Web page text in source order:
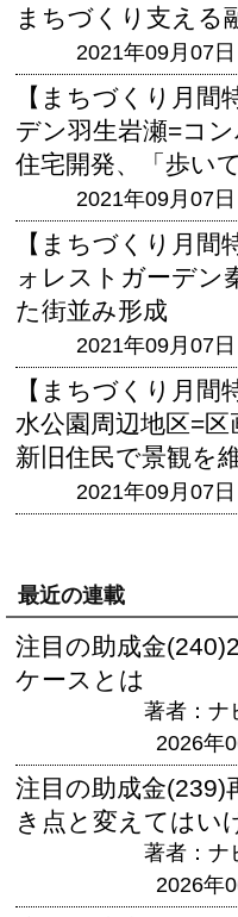
まちづくり支える
2021年09月07日
【まちづくり月間
デン羽生岩瀬=コ
住宅開発、「歩い
2021年09月07日
【まちづくり月間
ォレストガーデン
た街並み形成
2021年09月07日
【まちづくり月間
水公園周辺地区=区
新旧住民で景観を
2021年09月07日
最近の連載
注目の助成金
ケースとは
著者：ナ
2026年
注目の助成金(239)
き点と変えてはい
著者：ナ
2026年